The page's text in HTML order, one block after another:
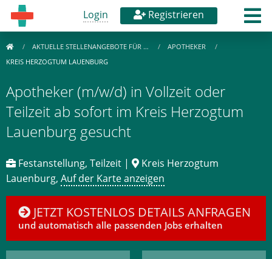
Login Registrieren
AKTUELLE STELLENANGEBOTE FÜR …
APOTHEKER
KREIS HERZOGTUM LAUENBURG
Apotheker (m/w/d) in Vollzeit oder
Teilzeit ab sofort im Kreis Herzogtum
Lauenburg gesucht
Festanstellung, Teilzeit |
Kreis Herzogtum
Lauenburg, Auf der Karte anzeigen
JETZT KOSTENLOS DETAILS ANFRAGEN
und automatisch alle passenden Jobs erhalten